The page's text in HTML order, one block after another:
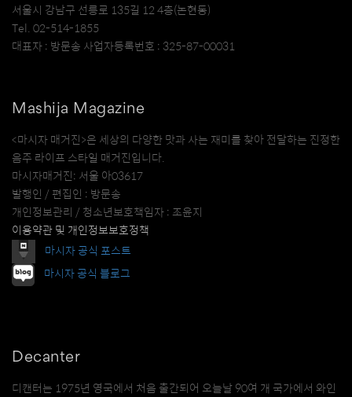
서울시 강남구 선릉로 135길 12 4층(논현동)
Tel. 02-514-1855
대표자 : 방문송 사업자등록번호 : 325-87-00031
Mashija Magazine
<마시자 매거진>은 세상의 다양한 맛과 사는 재미를 찾아 전달하는 진정한
음주 라이프 스타일 매거진입니다.
마시자매거진: 서울 아03617
발행인 / 편집인 : 방문송
개인정보관리 / 청소년보호책임자 : 조윤지
이용약관 및 개인정보보호정책
마시자 공식 포스트
마시자 공식 블로그
Decanter
디캔터는 1975년 영국에서 처음 출간되어 오늘날 90여 개 국가에서 와인